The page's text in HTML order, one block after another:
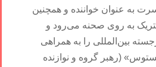
به عنوان خواننده و همچنین
به روی صحنه می‌رود و
بین‌المللی را به همراهی
(رهبر گروه و نوازنده